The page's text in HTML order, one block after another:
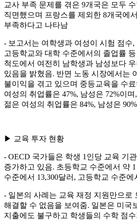
교사 부족 문제를 겪은 9개국은 모두 수
직면했으며 프랑스를 제외한 8개국에
부족하다고 나타남
- 보고서는 여학생과 여성이 시험 점수,
고등학교와 대학 수준에서의 졸업률
척도에서 여전히 남학생과 남성보다
있음을 밝혔음. 반면 노동 시장에서는
불이익을 겪고 있으며 중등교육을 수료
여성의 취업률은 47%, 남성은 72%이
젊은 여성의 취업률은 84%, 남성은
▶ 교육 투자 현황
- OECD 국가들은 학생 1인당 교육 기
증가하고 있음. 초등학교 수준에서 약
수준에서 13,300달러, 고등학교 수준에
- 일본의 사례는 교육 재정 지원만으로
해결할 수 없음을 보여줌. 일본은 미국
지출에도 불구하고 학생들의 수학 점